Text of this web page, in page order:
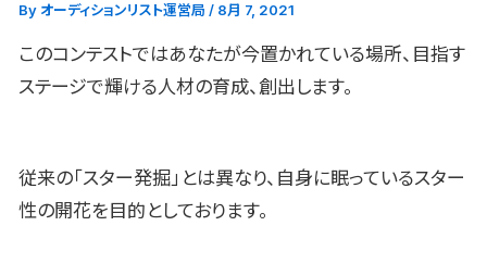
By オーディションリスト運営局 / 8月 7, 2021
このコンテストではあなたが今置かれている場所、目指す
ステージで輝ける人材の育成、創出します。
従来の「スター発掘」とは異なり、自身に眠っているスター
性の開花を目的としております。